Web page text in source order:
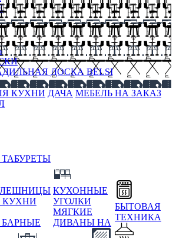
ДОСКА BELSI
КУХНИ ДАЧА МЕБЕЛЬ НА ЗАКАЗ
ТАБУРЕТЫ
КУХНИ
БАРНЫЕ
КУХОННЫЕ
УГОЛКИ
МЯГКИЕ
ДИВАНЫ НА
БЫТОВАЯ
ТЕХНИКА